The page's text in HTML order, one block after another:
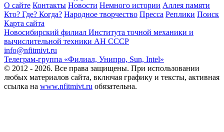
О сайте Контакты Новости Немного истории Аллея памяти
Кто? Где? Когда? Народное творчество Пресса Реплики Поиск
Карта сайта
Новосибирский филиал Института точной механики и
вычислительной техники АН СССР
info@nfitmivt.ru
Телеграм-группа «Филиал, Унипро, Sun, Intel»
© 2012 - 2026. Все права защищены. При использовании
любых материалов сайта, включая графику и тексты, активная
ссылка на www.nfitmivt.ru обязательна.